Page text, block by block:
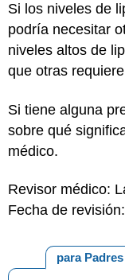
Si los niveles de
podría necesitar
niveles altos de
que otras
Si tiene alguna
sobre qué
médico.
Revisor médico:
Fecha de
para Padres